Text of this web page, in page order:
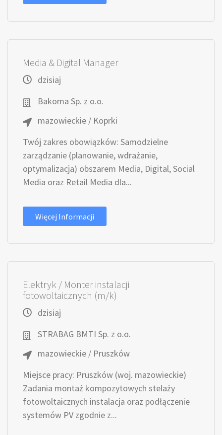
Media & Digital Manager
dzisiaj
Bakoma Sp. z o.o.
mazowieckie / Koprki
Twój zakres obowiązków: Samodzielne
zarządzanie (planowanie, wdrażanie,
optymalizacja) obszarem Media, Digital, Social
Media oraz Retail Media dla...
Więcej Informacji
Elektryk / Monter instalacji
fotowoltaicznych (m/k)
dzisiaj
STRABAG BMTI Sp. z o.o.
mazowieckie / Pruszków
Miejsce pracy: Pruszków (woj. mazowieckie)
Zadania montaż kompozytowych stelaży
fotowoltaicznych instalacja oraz podłączenie
systemów PV zgodnie z...